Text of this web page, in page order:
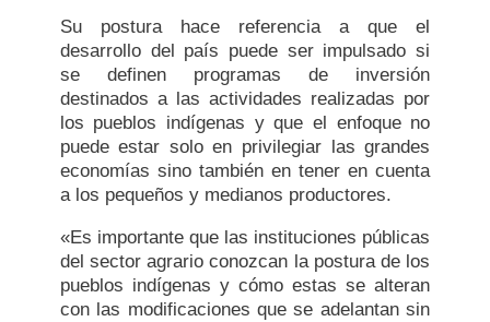
Su postura hace referencia a que el
desarrollo del país puede ser impulsado si
se definen programas de inversión
destinados a las actividades realizadas por
los pueblos indígenas y que el enfoque no
puede estar solo en privilegiar las grandes
economías sino también en tener en cuenta
a los pequeños y medianos productores.
«Es importante que las instituciones públicas
del sector agrario conozcan la postura de los
pueblos indígenas y cómo estas se alteran
con las modificaciones que se adelantan sin